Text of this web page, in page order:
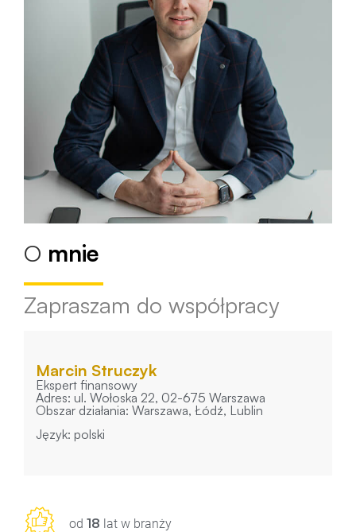
O mnie
Zapraszam do współpracy
Marcin Struczyk
Ekspert finansowy
Adres: ul. Wołoska 22, 02-675 Warszawa
Obszar działania: Warszawa, Łódź, Lublin
Język: polski
od 18 lat w branży